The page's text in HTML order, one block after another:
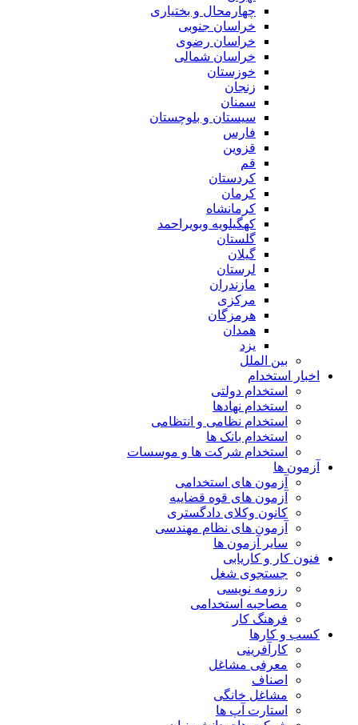
چهارمحال و بختیاری
خراسان جنوبی
خراسان رضوی
خراسان شمالی
خوزستان
زنجان
سمنان
سیستان و بلوچستان
فارس
قزوین
قم
کردستان
کرمان
کرمانشاه
کهگیلویه وبویراحمد
گلستان
گیلان
لرستان
مازندران
مرکزی
هرمزگان
همدان
یزد
بین الملل
اخبار استخدام
استخدام دولتی
استخدام نهادها
استخدام نظامی و انتظامی
استخدام بانک ها
استخدام شرکت ها و موسسات
آزمون ها
آزمون های استخدامی
آزمون های قوه قضاییه
کانون وکلای دادگستری
آزمون های نظام مهندسی
سایر آزمون ها
فنون کار و کاریابی
جستجوی شغل
رزومه نویسی
مصاحبه استخدامی
فرهنگ کار
کسب و کارها
کارآفرینی
معرفی مشاغل
اصناف
مشاغل خانگی
استارت آپ ها